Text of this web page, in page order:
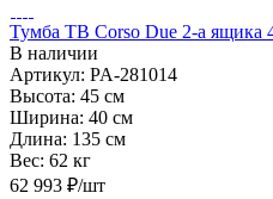
Тумба ТВ Corso Due 2-а ящика
В наличии
Артикул: PA-281014
Высота: 45 см
Ширина: 40 см
Длина: 135 см
Вес: 62 кг
62 993 ₽/шт